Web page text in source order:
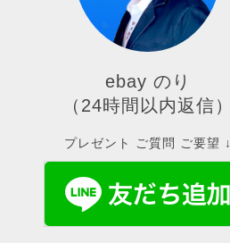
ebay のり
（24時間以内返信）
プレゼント ご質問 ご要望 ↓